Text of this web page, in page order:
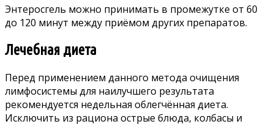
Энтеросгель можно принимать в промежутке от 60
до 120 минут между приёмом других препаратов.
Лечебная диета
Перед применением данного метода очищения
лимфосистемы для наилучшего результата
рекомендуется недельная облегчённая диета.
Исключить из рациона острые блюда, колбасы и